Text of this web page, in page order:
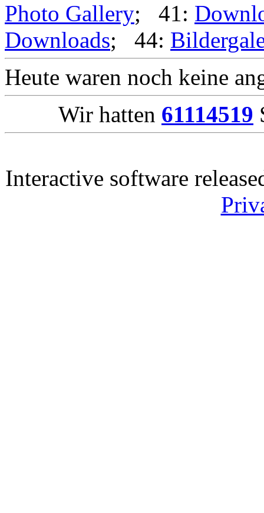
Photo Gallery; 41:
Downloads; 44:
Heute waren noch keine
Wir hatten 61114519
Interactive software